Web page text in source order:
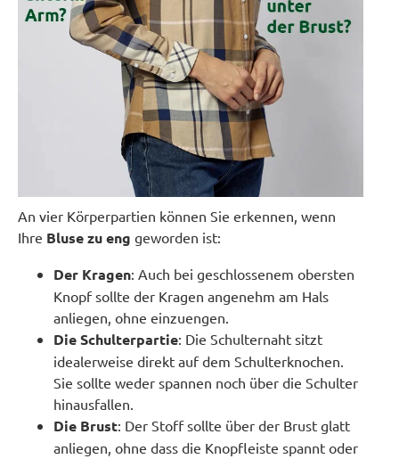
An vier Körperpartien können Sie erkennen, wenn
Ihre Blusezu eng geworden ist:
Der Kragen: Auch bei geschlossenem obersten
Knopf sollte der Kragen angenehm am Hals
anliegen, ohne einzuengen.
Die Schulterpartie: Die Schulternaht sitzt
idealerweise direkt auf dem Schulterknochen.
Sie sollte weder spannen noch über die Schulter
hinausfallen.
Die Brust: Der Stoff sollte über der Brust glatt
anliegen, ohne dass die Knopfleiste spannt oder